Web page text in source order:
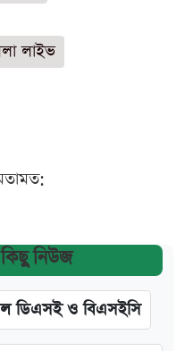
লাইভ
নিউজ
ডিএসই ও বিএসইসি